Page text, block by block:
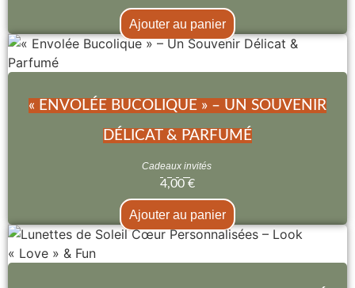
Ajouter au panier
« ENVOLÉE BUCOLIQUE » – UN SOUVENIR
DÉLICAT & PARFUMÉ
Cadeaux invités
4,00 €
Ajouter au panier